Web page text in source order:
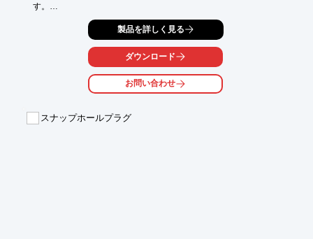
す。
インサートする対象は金属だけに限らず、プラスチック・セラミ
ネット・ガラス・木材など、多種多様な材料を組み合せる事が可
また、竪型ロータリー成形機（上型1面・下型2面）により、
量産品にも対応しております。
【当社の特長】
製品を詳しく見る
ダウンロード
お問い合わせ
スナップホールプラグ